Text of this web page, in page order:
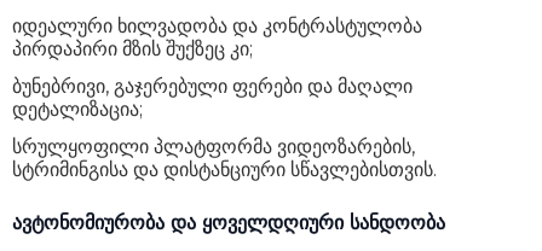
გარემო ნათების სენსორი
IP დაცვა
ზომები
წონა
გარანტია
იდეალური ხილვადობა და კონტრასტულობა
პირდაპირი მზის შუქზეც კი;
ბუნებრივი, გაჯერებული ფერები და მაღალი
დეტალიზაცია;
სრულყოფილი პლატფორმა ვიდეოზარების,
სტრიმინგისა და დისტანციური სწავლებისთვის.
ავტონომიურობა და ყოველდღიური სანდოობა